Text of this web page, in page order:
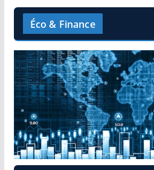
Éco & Finance